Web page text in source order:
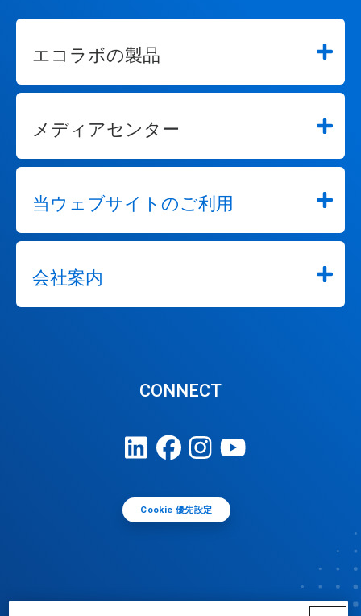
エコラボの製品
メディアセンター
当ウェブサイトのご利用
会社案内
CONNECT
Cookie 優先設定